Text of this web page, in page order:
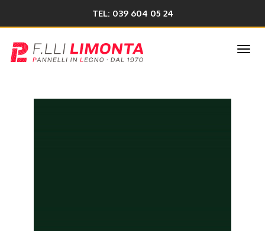
TEL: 039 604 05 24